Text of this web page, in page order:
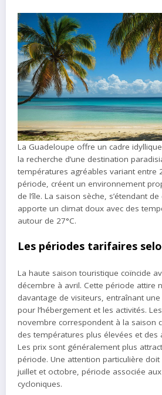
La Guadeloupe offre un cadre
la recherche d’une destination
températures agréables variant entre
période, créent un environnement
de l’île. La saison sèche, s’étendant
apporte un climat doux avec des
autour de 27°C.
Les périodes tarifaires
La haute saison touristique coïncide
décembre à avril. Cette période attire
davantage de visiteurs, entraînant
pour l’hébergement et les activités.
novembre correspondent à la saison
des températures plus élevées et des
Les prix sont généralement plus
période. Une attention particulière
juillet et octobre, période associée
cycloniques.